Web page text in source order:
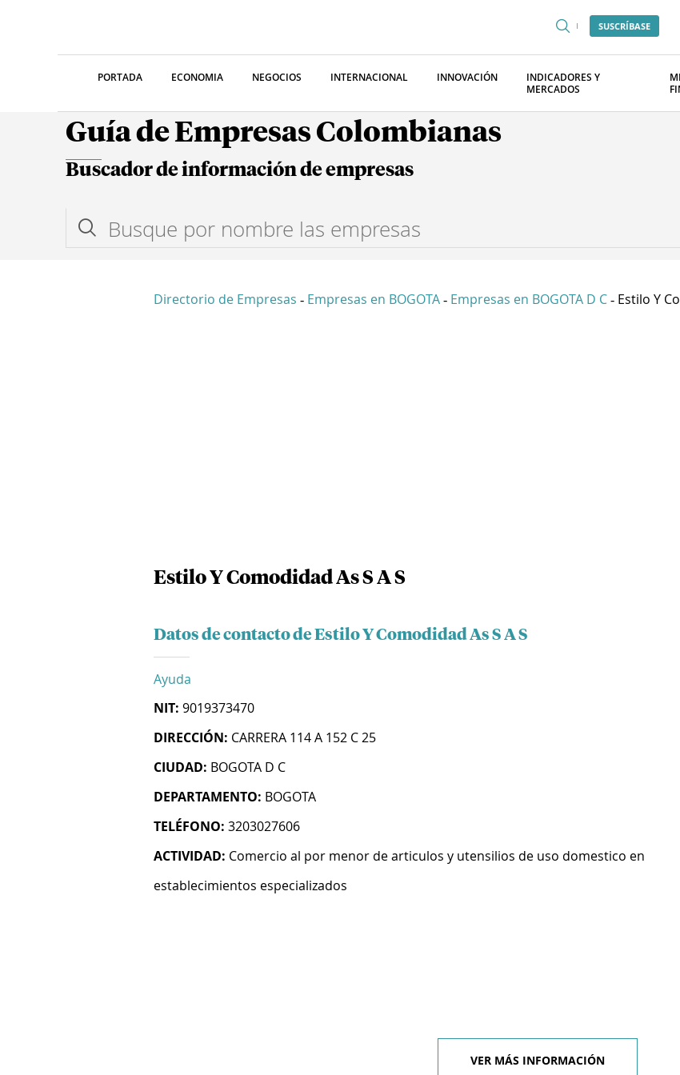
SUSCRÍBASE
PORTADA ECONOMIA NEGOCIOS INTERNACIONAL INNOVACIÓN
INDICADORES Y
MERCADOS
Guía de Empresas Colombianas
Buscador de información de empresas
Directorio de Empresas - Empresas en BOGOTA - Empresas en BOGOTA D C - Estilo Y
Estilo Y Comodidad As S A S
Datos de contacto de Estilo Y Comodidad As S A S
Ayuda
NIT: 9019373470
DIRECCIÓN: CARRERA 114 A 152 C 25
CIUDAD: BOGOTA D C
DEPARTAMENTO: BOGOTA
TELÉFONO: 3203027606
ACTIVIDAD: Comercio al por menor de articulos y utensilios de uso domestico en
establecimientos especializados
VER MÁS INFORMACIÓN